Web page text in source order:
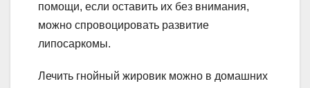
помощи, если оставить их без внимания,
можно спровоцировать развитие
липосаркомы.
Лечить гнойный жировик можно в домашних